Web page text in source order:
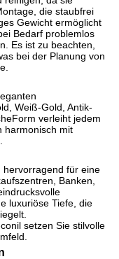
die staubfrei
Gewicht ermöglicht
Bedarf problemlos
Es ist zu beachten,
bei der Planung von
Weiß-Gold, Antik-
verleiht jedem
harmonisch mit
hervorragend für eine
Banken,
luxuriöse Tiefe, die
setzen Sie stilvolle